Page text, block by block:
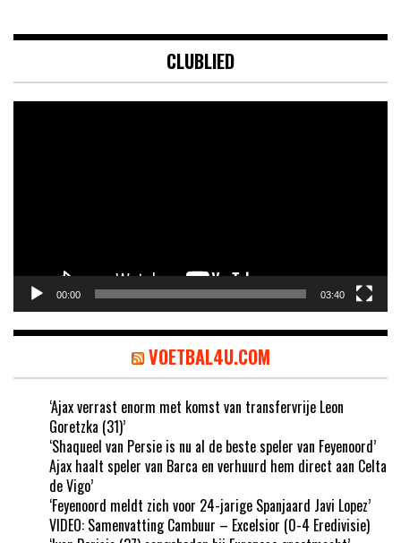
CLUBLIED
00:00 03:40
VOETBAL4U.COM
‘Ajax verrast enorm met komst van transfervrije Leon
Goretzka (31)’
‘Shaqueel van Persie is nu al de beste speler van Feyenoord’
Ajax haalt speler van Barca en verhuurd hem direct aan Celta
de Vigo’
‘Feyenoord meldt zich voor 24-jarige Spanjaard Javi Lopez’
VIDEO: Samenvatting Cambuur – Excelsior (0-4 Eredivisie)